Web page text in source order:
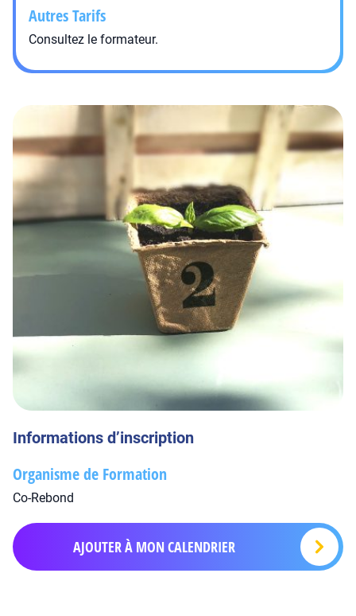
Autres Tarifs
Consultez le formateur.
Informations d’inscription
Organisme de Formation
Co-Rebond
AJOUTER À MON CALENDRIER